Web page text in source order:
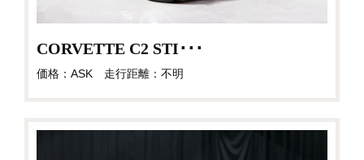
CORVETTE C2 STI･･･
価格：ASK 走行距離：不明